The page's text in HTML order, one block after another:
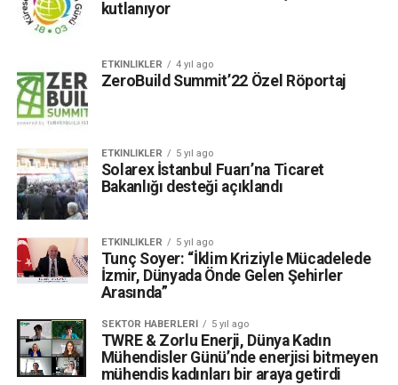
kutlanıyor
ETKINLIKLER 4 yıl ago
ZeroBuild Summit’22 Özel Röportaj
ETKINLIKLER 5 yıl ago
Solarex İstanbul Fuarı’na Ticaret
Bakanlığı desteği açıklandı
ETKINLIKLER 5 yıl ago
Tunç Soyer: “İklim Kriziyle Mücadelede
İzmir, Dünyada Önde Gelen Şehirler
Arasında”
SEKTÖR HABERLERI 5 yıl ago
TWRE & Zorlu Enerji, Dünya Kadın
Mühendisler Günü’nde enerjisi bitmeyen
mühendis kadınları bir araya getirdi